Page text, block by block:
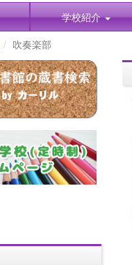
学校紹介
吹奏楽部